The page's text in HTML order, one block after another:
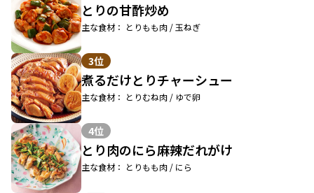
とりの甘酢炒め
主な食材： とりもも肉 / 玉ねぎ
3位
煮るだけとりチャーシュー
主な食材： とりむね肉 / ゆで卵
4位
とり肉のにら麻辣だれがけ
主な食材： とりもも肉 / にら